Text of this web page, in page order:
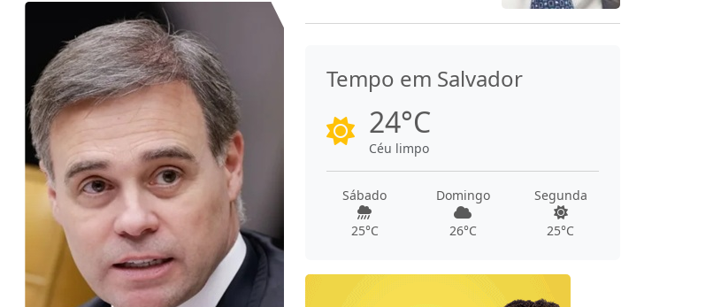
Tempo em Salvador
24°C
Céu limpo
Sábado
25°C
Domingo
26°C
Segunda
25°C